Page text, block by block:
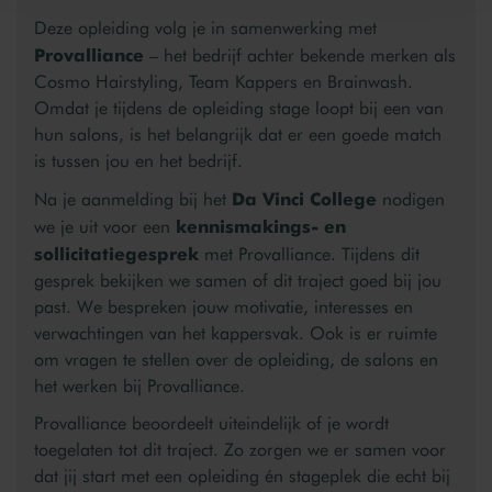
Deze opleiding volg je in samenwerking met
Provalliance – het bedrijf achter bekende merken als
Cosmo Hairstyling, Team Kappers en Brainwash.
Omdat je tijdens de opleiding stage loopt bij een van
hun salons, is het belangrijk dat er een goede match
is tussen jou en het bedrijf.
Na je aanmelding bij het Da Vinci College nodigen
we je uit voor een kennismakings- en
sollicitatiegesprek met Provalliance. Tijdens dit
gesprek bekijken we samen of dit traject goed bij jou
past. We bespreken jouw motivatie, interesses en
verwachtingen van het kappersvak. Ook is er ruimte
om vragen te stellen over de opleiding, de salons en
het werken bij Provalliance.
Provalliance beoordeelt uiteindelijk of je wordt
toegelaten tot dit traject. Zo zorgen we er samen voor
dat jij start met een opleiding én stageplek die echt bij